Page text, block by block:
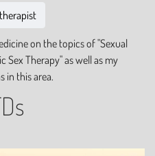
on the topics of "Sexual
Sex Therapy" as well as my
in this area.